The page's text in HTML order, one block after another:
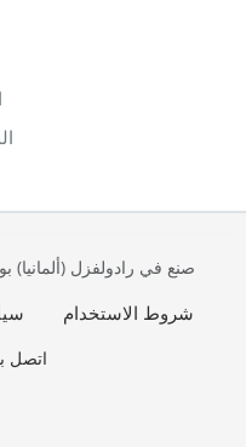
صنع في رادولفزل (ألمانيا)
شروط الاستخدام
اتصل